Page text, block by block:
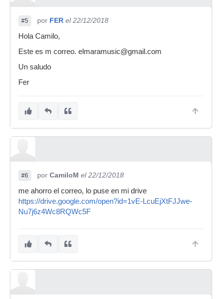
#5 por FER el 22/12/2018
Hola Camilo,
Este es m correo. elmaramusic@gmail.com
Un saludo
Fer
#6 por CamiloM el 22/12/2018
me ahorro el correo, lo puse en mi drive
https://drive.google.com/open?id=1vE-LcuEjXtFJJwe-
Nu7j6z4Wc8RQWc5F